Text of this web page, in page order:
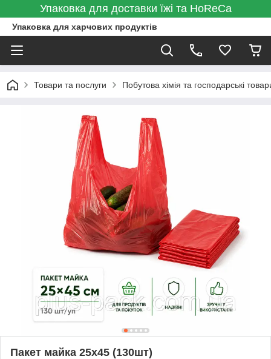
Упаковка для доставки їжі та HoReCa
Упаковка для харчових продуктів
Товари та послуги Побутова хімія та господарські
Пакет майка 25х45 (130шт)